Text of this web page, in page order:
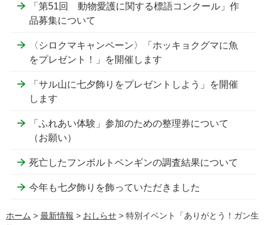
「第51回 動物愛護に関する標語コンクール」作
品募集について
〈シロクマキャンペーン〉「ホッキョクグマに魚
をプレゼント！」を開催します
「サル山に七夕飾りをプレゼントしよう」を開催
します
「ふれあい体験」参加のための整理券について
（お願い）
死亡したフンボルトペンギンの調査結果について
今年も七夕飾りを飾っていただきました
ホーム > 最新情報 > おしらせ > 特別イベント「ありがとう！ガン生